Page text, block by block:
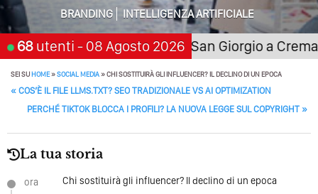
BRANDING
INTELLIGENZA ARTIFICIALE
68 utenti - 08 Agosto 2026
21 novembre 2026San Giorgio a Cremano
SEI SUHOME»SOCIAL MEDIA»CHI SOSTITUIRÀ GLI INFLUENCER? IL DECLINO DI UN EPOCA
POST NAVIGATION
« COS’È IL FILE LLMS.TXT? SEO TRADIZIONALE VS AI OPTIMIZATION
PERCHÉ TIKTOK BLOCCA I PROFILI? LA NUOVA LEGGE SUL COPYRIGHT »
La tua storia
ora Chi sostituirà gli influencer? Il declino di un epoca